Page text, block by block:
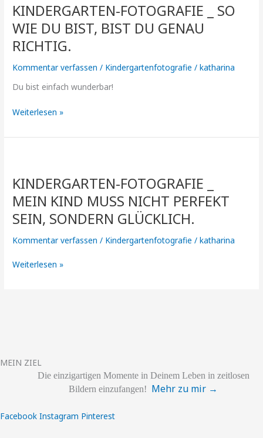
KINDERGARTEN-FOTOGRAFIE _ SO
WIE DU BIST, BIST DU GENAU
RICHTIG.
Kommentar verfassen / Kindergartenfotografie /katharina
Du bist einfach wunderbar!
_
So
wie
du
bist
du
richtig.
Weiterlesen »
KINDERGARTEN-FOTOGRAFIE _
MEIN KIND MUSS NICHT PERFEKT
SEIN, SONDERN GLÜCKLICH.
Kommentar verfassen / Kindergartenfotografie /katharina
_
Mein
Kind
muss
perfekt
sein,
Weiterlesen »
MEIN ZIEL
Die einzigartigen Momente in Deinem Leben in zeitlosen
Bildern einzufangen! Mehr zu mir →
Facebook Instagram Pinterest